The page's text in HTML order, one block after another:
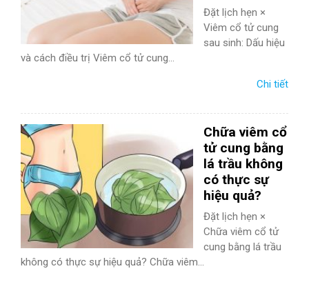
Đặt lịch hẹn ×
Viêm cổ tử cung
sau sinh: Dấu hiệu
và cách điều trị Viêm cổ tử cung...
Chi tiết
Chữa viêm cổ
tử cung bằng
lá trầu không
có thực sự
hiệu quả?
Đặt lịch hẹn ×
Chữa viêm cổ tử
cung bằng lá trầu
không có thực sự hiệu quả? Chữa viêm...